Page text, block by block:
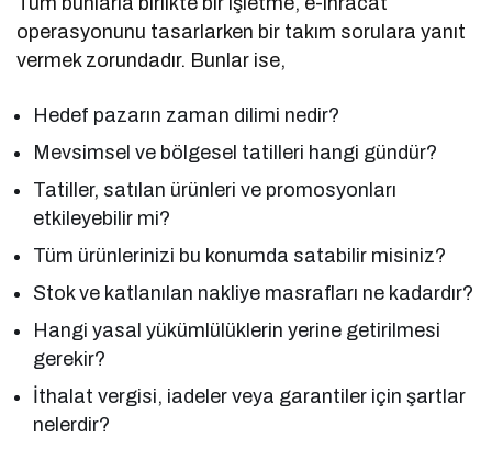
operasyonunu tasarlarken bir takım sorulara yanıt
vermek zorundadır. Bunlar ise,
Hedef pazarın zaman dilimi nedir?
Mevsimsel ve bölgesel tatilleri hangi gündür?
Tatiller, satılan ürünleri ve promosyonları
etkileyebilir mi?
Tüm ürünlerinizi bu konumda satabilir misiniz?
Stok ve katlanılan nakliye masrafları ne kadardır?
Hangi yasal yükümlülüklerin yerine getirilmesi
gerekir?
İthalat vergisi, iadeler veya garantiler için şartlar
nelerdir?